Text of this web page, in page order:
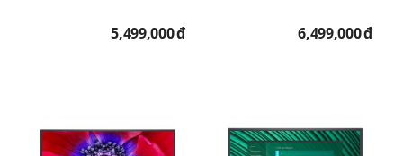
5,499,000đ 6,499,000đ